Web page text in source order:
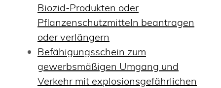
Biozid-Produkten oder
Pflanzenschutzmitteln beantragen
oder verlängern
Befähigungsschein zum
gewerbsmäßigen Umgang und
Verkehr mit explosionsgefährlichen